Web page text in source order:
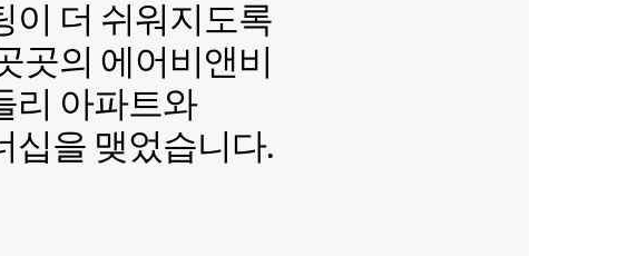
이 더 쉬워지도록
곳의 에어비앤비
리 아파트와
십을 맺었습니다.